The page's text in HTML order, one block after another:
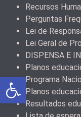
Recursos
Perguntas
Lei de
Lei Geral de
DISPENSA E
Planos
Programa
Planos
Resultados
Abrir a